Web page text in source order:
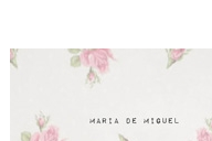
Sarah Perlis